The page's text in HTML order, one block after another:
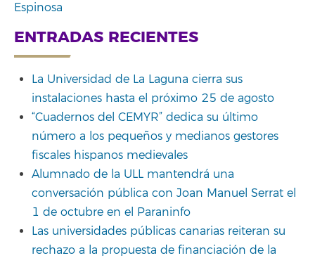
Espinosa
ENTRADAS RECIENTES
La Universidad de La Laguna cierra sus
instalaciones hasta el próximo 25 de agosto
“Cuadernos del CEMYR” dedica su último
número a los pequeños y medianos gestores
fiscales hispanos medievales
Alumnado de la ULL mantendrá una
conversación pública con Joan Manuel Serrat el
1 de octubre en el Paraninfo
Las universidades públicas canarias reiteran su
rechazo a la propuesta de financiación de la